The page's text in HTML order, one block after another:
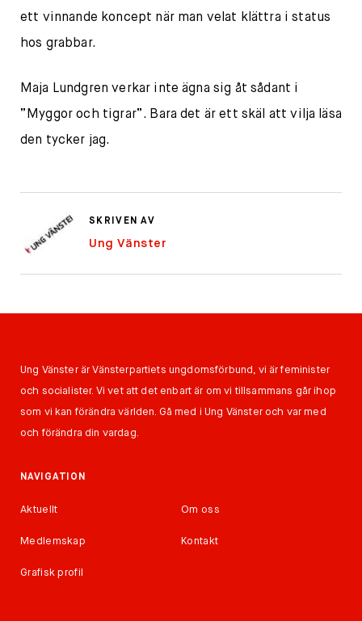
ett vinnande koncept när man velat klättra i status
hos grabbar.
Maja Lundgren verkar inte ägna sig åt sådant i
”Myggor och tigrar”. Bara det är ett skäl att vilja läsa
den tycker jag.
SKRIVEN AV
Ung Vänster
Ung Vänster är Vänsterpartiets ungdomsförbund, vi är feminister
och socialister. Vi vet att det enbart är om vi tillsammans går ihop
som vi kan förändra världen. Gå med i Ung Vänster och var med
och förändra din vardag.
NAVIGATION
Aktuellt Om oss
Medlemskap Kontakt
Grafisk profil